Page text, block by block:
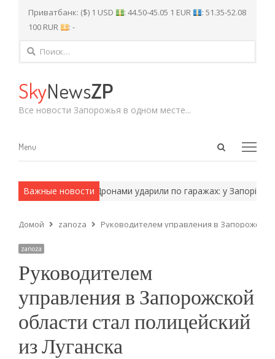
Приватбанк: ($) 1 USD : 44.50-45.05 1 EUR
: 51.35-52.08
100 RUR
: -
Найти:
SkyNewsZP
Все новости Запорожья в одном месте...
Open
Menu
Menu
Важные новости
методы. Дронами ударили по гаражах: у Запоріжжі
Домой zanoza Руководителем управления в Запорожской
zanoza
Руководителем
управления в Запорожской
области стал полицейский
из Луганска